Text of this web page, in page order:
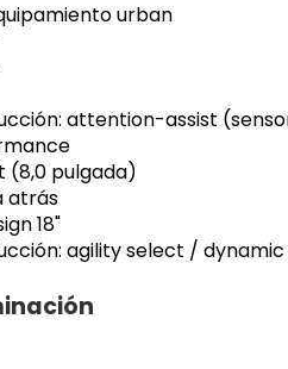
urban
attention-assist
(8,0 pulgada)
atrás
18"
agility select /